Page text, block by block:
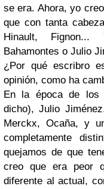
se era. Ahora, yo
que con tanta
Hinault,
Bahamontes o Julio
¿Por qué escribro
opinión, como ha
En la época de los
dicho), Julio
Merckx, Ocaña, y
completamente
quejamos de que
creo que era peor
diferente al actual,